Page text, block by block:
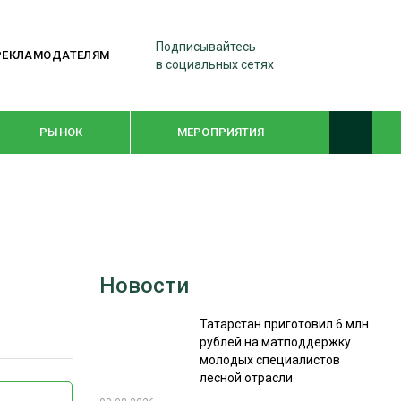
Подписывайтесь
в социальных сетях
РЫНОК МЕРОПРИЯТИЯ
WOODEX-2021
СУШКА ДРЕВЕСИНЫ
Новости
Татарстан приготовил 6 млн
рублей на матподдержку
молодых специалистов
лесной отрасли